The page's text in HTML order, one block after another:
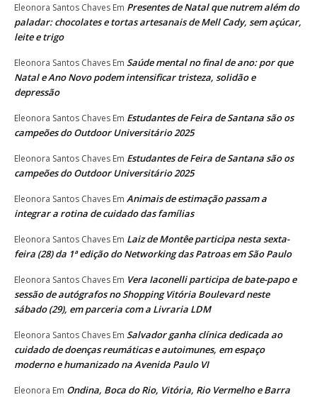
Eleonora Santos Chaves Em Presentes de Natal que nutrem além do
paladar: chocolates e tortas artesanais de Mell Cady, sem açúcar,
leite e trigo
Eleonora Santos Chaves Em Saúde mental no final de ano: por que
Natal e Ano Novo podem intensificar tristeza, solidão e
depressão
Eleonora Santos Chaves Em Estudantes de Feira de Santana são os
campeões do Outdoor Universitário 2025
Eleonora Santos Chaves Em Estudantes de Feira de Santana são os
campeões do Outdoor Universitário 2025
Eleonora Santos Chaves Em Animais de estimação passam a
integrar a rotina de cuidado das famílias
Eleonora Santos Chaves Em Laiz de Montêe participa nesta sexta-
feira (28) da 1ª edição do Networking das Patroas em São Paulo
Eleonora Santos Chaves Em Vera Iaconelli participa de bate-papo e
sessão de autógrafos no Shopping Vitória Boulevard neste
sábado (29), em parceria com a Livraria LDM
Eleonora Santos Chaves Em Salvador ganha clínica dedicada ao
cuidado de doenças reumáticas e autoimunes, em espaço
moderno e humanizado na Avenida Paulo VI
Eleonora Em Ondina, Boca do Rio, Vitória, Rio Vermelho e Barra